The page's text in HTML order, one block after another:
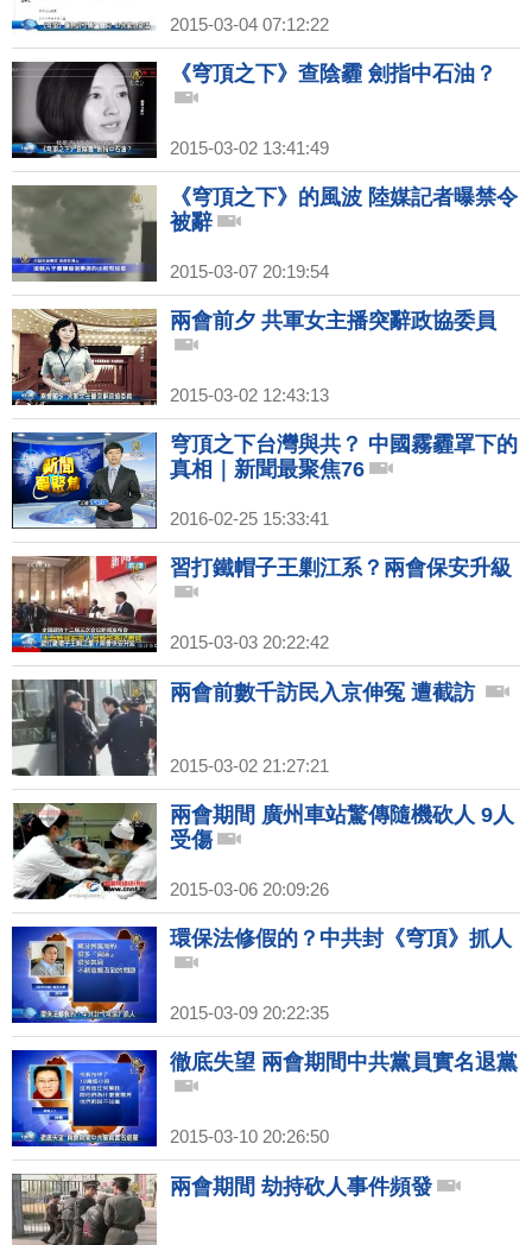
2015-03-04 07:12:22
《穹頂之下》查陰霾 劍指中石油？
2015-03-02 13:41:49
《穹頂之下》的風波 陸媒記者曝禁令
被辭
2015-03-07 20:19:54
兩會前夕 共軍女主播突辭政協委員
2015-03-02 12:43:13
穹頂之下台灣與共？ 中國霧霾罩下的
真相｜新聞最聚焦76
2016-02-25 15:33:41
習打鐵帽子王剿江系？兩會保安升級
2015-03-03 20:22:42
兩會前數千訪民入京伸冤 遭截訪
2015-03-02 21:27:21
兩會期間 廣州車站驚傳隨機砍人 9人
受傷
2015-03-06 20:09:26
環保法修假的？中共封《穹頂》抓人
2015-03-09 20:22:35
徹底失望 兩會期間中共黨員實名退黨
2015-03-10 20:26:50
兩會期間 劫持砍人事件頻發